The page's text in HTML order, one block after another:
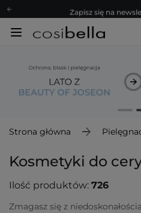
Zapisz się na
Bezpłatne
Poleć nas i zyskaj
Zapisz się na
Strona główna
Kosmetyki do
Ilość produktów: 726
Zmagasz się z